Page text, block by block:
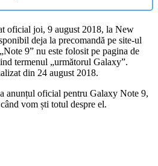
oficial joi, 9 august 2018, la New
deja la precomandă pe site-ul
9” nu este folosit pe pagina de
termenul „următorul Galaxy”.
din 24 august 2018.
anunțul oficial pentru Galaxy Note 9,
vom ști totul despre el.